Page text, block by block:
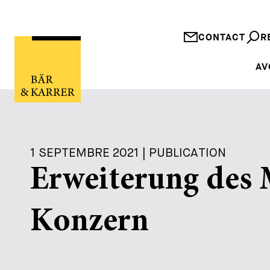
CONTACT
1 SEPTEMBRE 2021 | PUBLICATION
Erweiterung des
Konzern